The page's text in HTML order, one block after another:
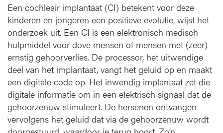
Een cochleair implantaat (CI) betekent voor deze
kinderen en jongeren een positieve evolutie, wijst het
onderzoek uit. Een CI is een elektronisch medisch
hulpmiddel voor dove mensen of mensen met (zeer)
ernstig gehoorverlies. De processor, het uitwendige
deel van het implantaat, vangt het geluid op en maakt
een digitale code op. Het inwendig implantaat zet die
digitale informatie om in een elektrisch signaal dat de
gehoorzenuw stimuleert. De hersenen ontvangen
vervolgens het geluid dat via de gehoorzenuw wordt